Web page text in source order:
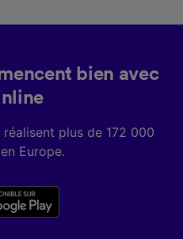
bien avec
plus de 172 000
Europe.